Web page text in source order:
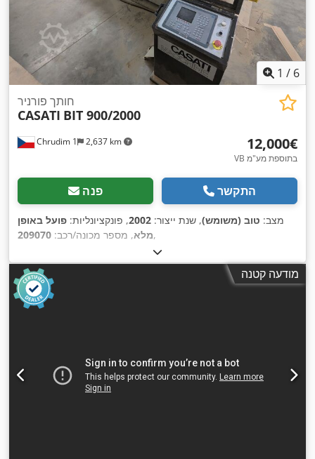
1 / 6
Chrudim 1 2,637 km
חותך פורניר
CASATI BIT 900/2000
‏12,000 ‏€
VB בתוספת מע"מ
פנה התקשר
מצב: טוב (משומש), שנת ייצור: 2002, פונקציונליות: פועל באופן
מלא, מספר מכונה/רכב: 209070 ,
מודעה קטנה